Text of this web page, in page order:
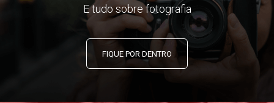
E tudo sobre fotografia
FIQUE POR DENTRO